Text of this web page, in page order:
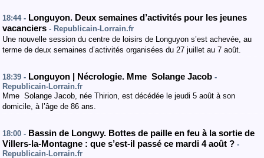
18:44 - Longuyon. Deux semaines d’activités pour les jeunes
vacanciers - Republicain-Lorrain.fr
Une nouvelle session du centre de loisirs de Longuyon s’est achevée, au
terme de deux semaines d’activités organisées du 27 juillet au 7 août.
18:39 - Longuyon | Nécrologie. Mme Solange Jacob -
Republicain-Lorrain.fr
Mme Solange Jacob, née Thirion, est décédée le jeudi 5 août à son
domicile, à l’âge de 86 ans.
18:00 - Bassin de Longwy. Bottes de paille en feu à la sortie de
Villers-la-Montagne : que s’est-il passé ce mardi 4 août ? -
Republicain-Lorrain.fr